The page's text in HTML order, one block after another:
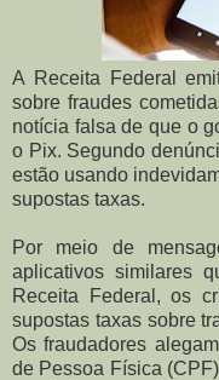
A Receita Federal
sobre fraudes
notícia falsa de que o
o Pix. Segundo
estão usando
supostas taxas.
Por meio de
aplicativos similares
Receita Federal, os
supostas taxas sobre
Os fraudadores
de Pessoa Física